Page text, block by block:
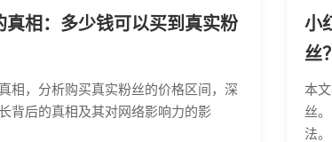
真相：多少钱可以买到真实粉
相，分析购买真实粉丝的价格区间，深
背后的真相及其对网络影响力的影
小
丝？
本
丝
法